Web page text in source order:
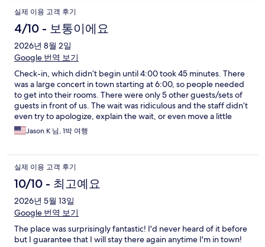
실제 이용 고객 후기
4/10 - 보통이에요
2026년 8월 2일
Google 번역 보기
Check-in, which didn’t begin until 4:00 took 45 minutes. There
was a large concert in town starting at 6:00, so people needed
to get into their rooms. There were only 5 other guests/sets of
guests in front of us. The wait was ridiculous and the staff didn’t
even try to apologize, explain the wait, or even move a little
more quickly to get guests checked in.
Jason K 님, 1박 여행
실제 이용 고객 후기
10/10 - 최고예요
2026년 5월 13일
Google 번역 보기
The place was surprisingly fantastic! I'd never heard of it before
but I guarantee that I will stay there again anytime I'm in town!